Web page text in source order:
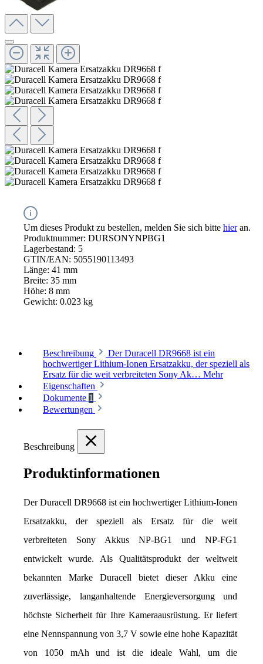
Um dieses Produkt zu bestellen, melden Sie sich bitte hieran.
Produktnummer: DURSONYNPBG1
Lagerbestand: 5
GTIN/EAN: 5055190113493
Länge: 41 mm
Breite: 35 mm
Höhe: 8 mm
Gewicht: 0.023 kg
Beschreibung
Der Duracell DR9668 ist ein
hochwertiger Lithium-Ionen Ersatzakku, der speziell als
Ersatz für die weit verbreiteten Sony Ak… Mehr
Eigenschaften
Dokumente 1
Bewertungen
Beschreibung
Produktinformationen
Der Duracell DR9668 ist ein hochwertiger Lithium-Ionen
Ersatzakku, der speziell als Ersatz für die weit
verbreiteten Sony Akkus NP-BG1 und NP-FG1
entwickelt wurde. Als Qualitätsprodukt der weltweit
bekannten Marke Duracell bietet dieser Akku eine
zuverlässige, langanhaltende Energieversorgung und
höchste Sicherheit für Ihre Kameraausrüstung. Er liefert
eine Nennspannung von 3,7 V sowie eine hohe Kapazität
von 1050 mAh und ist die ideale Wahl, um die